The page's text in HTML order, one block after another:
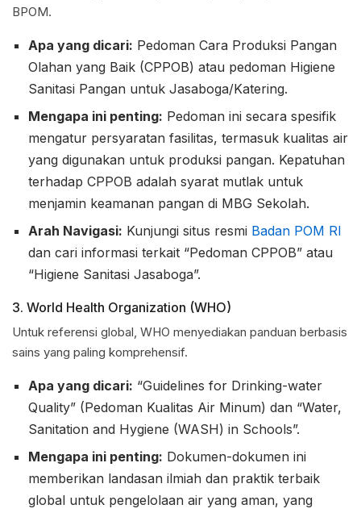
BPOM.
Apa yang dicari: Pedoman Cara Produksi Pangan
Olahan yang Baik (CPPOB) atau pedoman Higiene
Sanitasi Pangan untuk Jasaboga/Katering.
Mengapa ini penting: Pedoman ini secara spesifik
mengatur persyaratan fasilitas, termasuk kualitas air
yang digunakan untuk produksi pangan. Kepatuhan
terhadap CPPOB adalah syarat mutlak untuk
menjamin keamanan pangan di MBG Sekolah.
Arah Navigasi: Kunjungi situs resmi Badan POM RI
dan cari informasi terkait “Pedoman CPPOB” atau
“Higiene Sanitasi Jasaboga”.
3. World Health Organization (WHO)
Untuk referensi global, WHO menyediakan panduan berbasis
sains yang paling komprehensif.
Apa yang dicari: “Guidelines for Drinking-water
Quality” (Pedoman Kualitas Air Minum) dan “Water,
Sanitation and Hygiene (WASH) in Schools”.
Mengapa ini penting: Dokumen-dokumen ini
memberikan landasan ilmiah dan praktik terbaik
global untuk pengelolaan air yang aman, yang